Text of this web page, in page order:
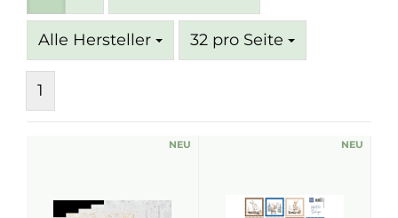
Alle Hersteller 32 pro Seite
pro Seite
1
NEU NEU